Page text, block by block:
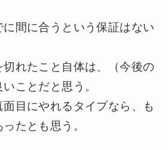
間に合うという保証はない
れたこと自体は、（今後の
ことだと思う。
目にやれるタイプなら、も
たとも思う。